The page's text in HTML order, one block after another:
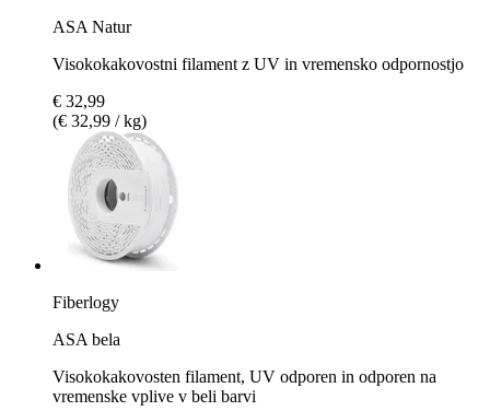
ASA Natur
Visokokakovostni filament z UV in vremensko odpornostjo
€ 32,99
(€ 32,99 / kg)
Fiberlogy
ASA bela
Visokokakovosten filament, UV odporen in odporen na
vremenske vplive v beli barvi